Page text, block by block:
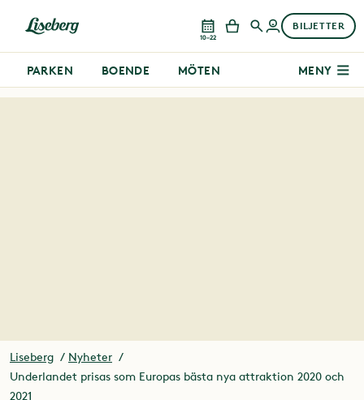
10–22
BILJETTER
PARKEN BOENDE MÖTEN MENY
Liseberg
Nyheter
Underlandet prisas som Europas bästa nya attraktion 2020 och
2021